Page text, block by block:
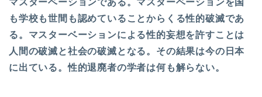
マスターベーションである。マスターベーションを国
も学校も世間も認めていることからくる性的破滅であ
る。マスターベーションによる性的妄想を許すことは
人間の破滅と社会の破滅となる。その結果は今の日本
に出ている。性的退廃者の学者は何も解らない。